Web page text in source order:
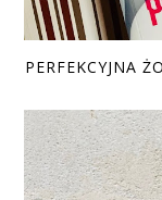
PERFEKCYJNA